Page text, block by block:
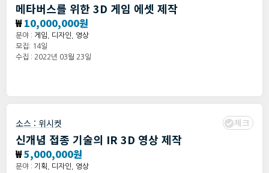
메타버스를 위한 3D 게임 에셋 제작
₩10,000,000원
분야 : 게임 디자인
영상
모집: 14일
수집 : 2022년 03월 23일
소스 : 위시켓 체크
신개념 접종 기술의 IR 3D 영상 제작
₩5,000,000원
분야 : 기획 디자인
영상